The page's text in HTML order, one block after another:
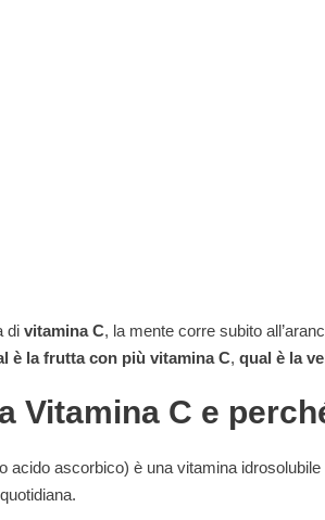
di vitamina C, la mente corre subito
è la frutta con più vitamina C, qual è la
Vitamina C e
acido ascorbico) è una vitamina